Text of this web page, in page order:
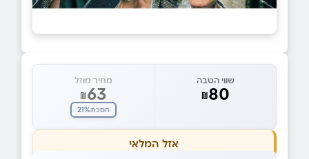
שווי הטבה
₪80
מחיר מוזל
₪63
חסכת21%
אזל המלאי